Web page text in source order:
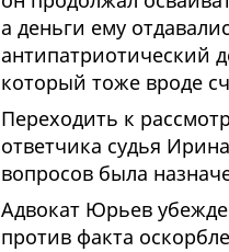
а деньги ему
антипатриотический
который тоже вроде
Переходить к
ответчика судья
вопросов была
Адвокат Юрьев
против факта